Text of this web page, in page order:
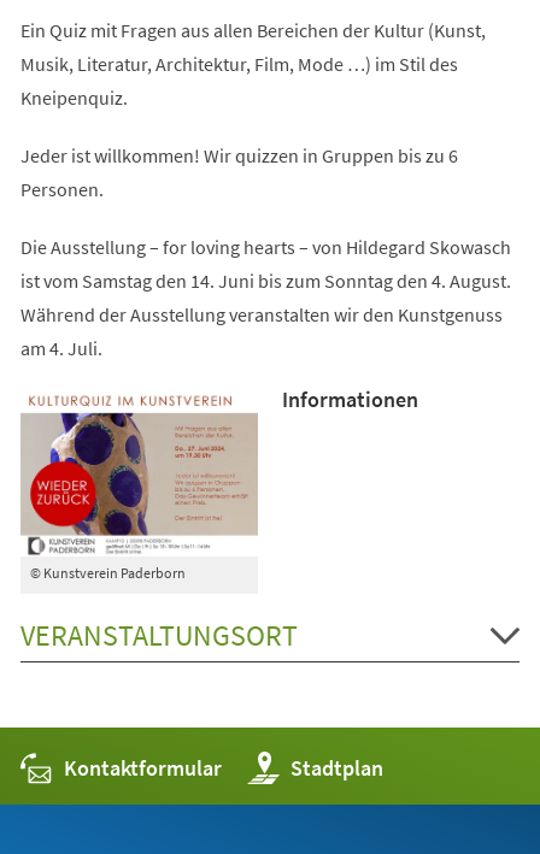
Ein Quiz mit Fragen aus allen Bereichen der Kultur (Kunst,
Musik, Literatur, Architektur, Film, Mode …) im Stil des
Kneipenquiz.
Jeder ist willkommen! Wir quizzen in Gruppen bis zu 6
Personen.
Die Ausstellung – for loving hearts – von Hildegard Skowasch
ist vom Samstag den 14. Juni bis zum Sonntag den 4. August.
Während der Ausstellung veranstalten wir den Kunstgenuss
am 4. Juli.
© Kunstverein Paderborn
Informationen
VERANSTALTUNGSORT
Kontaktformular Stadtplan
(Öffnet
in
einem